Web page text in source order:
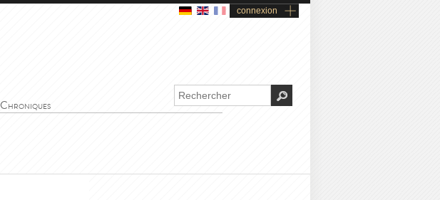
connexion
Chroniques